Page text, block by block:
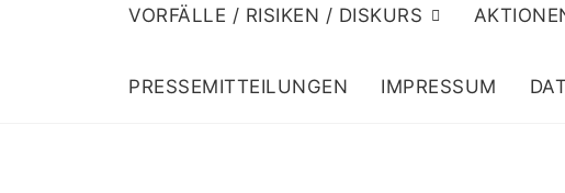
VORFÄLLE / RISIKEN / DISKURS
PRESSEMITTEILUNGEN IMPRESSUM